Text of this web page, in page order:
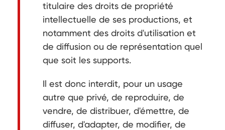
titulaire des droits de propriété
intellectuelle de ses productions, et
notamment des droits d'utilisation et
de diffusion ou de représentation quel
que soit les supports.
Il est donc interdit, pour un usage
autre que privé, de reproduire, de
vendre, de distribuer, d'émettre, de
diffuser, d'adapter, de modifier, de